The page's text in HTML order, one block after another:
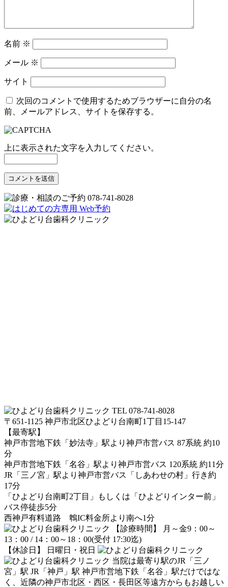
名前 ※
メール ※
サイト
次回のコメントで使用するためブラウザーに自分の名
前、メールアドレス、サイトを保存する。
上に表示された文字を入力してください。
TEL 078-741-8028
〒651-1125 神戸市北区ひよどり台南町1丁目15-147
【最寄駅】
神戸市営地下鉄「妙法寺」駅より神戸市営バス 87系統 約10
分
神戸市営地下鉄「名谷」駅より神戸市営バス 120系統 約11分
JR「三ノ宮」駅より神戸市営バス「しあわせの村」行き約
17分
「ひよどり台南町2丁目」もしくは「ひよどりインター前」
バス停徒歩5分
西神戸有料道路 鵯IC料金所より南へ1分
【診療時間】 月～金9：00～
13：00 / 14：00～18：00(受付 17:30迄)
【休診日】 日曜日・祝日
当院は最寄り駅のJR「三ノ
宮」駅 JR「神戸」駅 神戸市営地下鉄「名谷」駅だけではな
く、近隣の神戸市北区・西区・長田区等遠方からもお越しい